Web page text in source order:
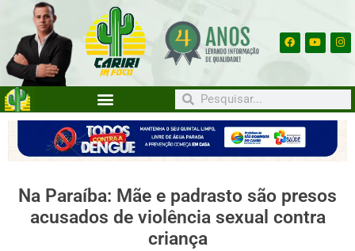
Na Paraíba: Mãe e padrasto são presos
acusados de violência sexual contra
criança